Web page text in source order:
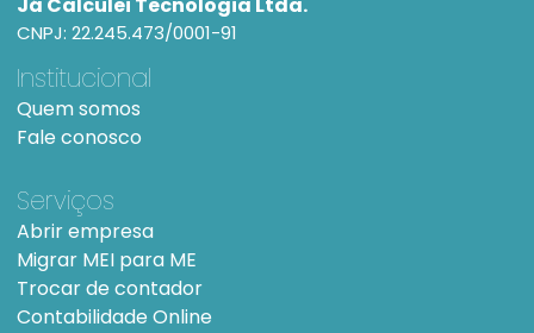
Já Calculei Tecnologia Ltda.
CNPJ: 22.245.473/0001-91
Institucional
Quem somos
Fale conosco
Serviços
Abrir empresa
Migrar MEI para ME
Trocar de contador
Contabilidade Online